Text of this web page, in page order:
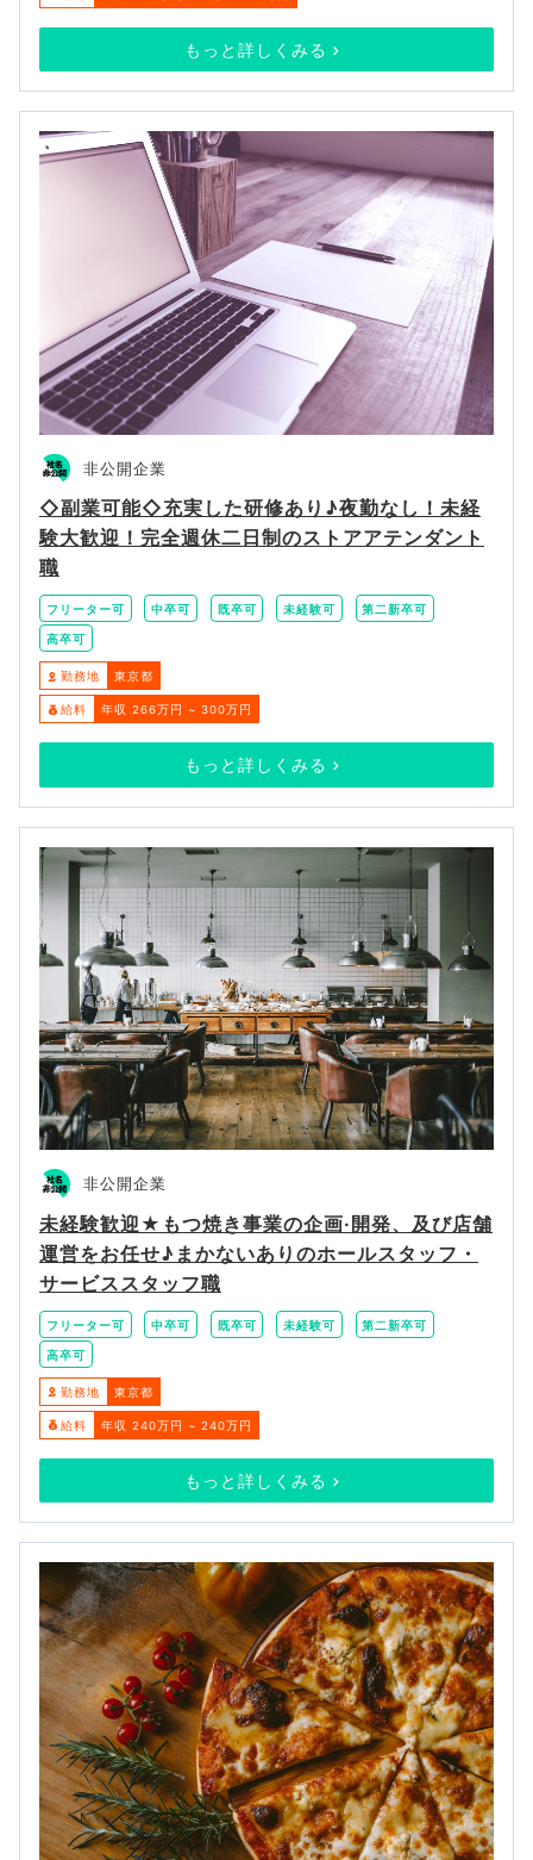
もっと詳しくみる
非公開企業
◇副業可能◇充実した研修あり♪夜勤なし！未経
験大歓迎！完全週休二日制のストアアテンダント
職
フリーター可 中卒可 既卒可 未経験可 第二新卒可
高卒可
勤務地 東京都
給料 年収 266万円 ~ 300万円
もっと詳しくみる
非公開企業
未経験歓迎★もつ焼き事業の企画·開発、及び店舗
運営をお任せ♪まかないありのホールスタッフ・
サービススタッフ職
フリーター可 中卒可 既卒可 未経験可 第二新卒可
高卒可
勤務地 東京都
給料 年収 240万円 ~ 240万円
もっと詳しくみる